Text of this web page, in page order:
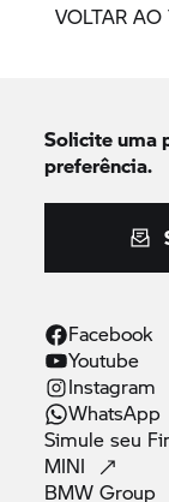
VOLTAR AO
Solicite uma
preferência.
Facebook
Youtube
Instagram
WhatsApp
Simule seu
MINI
BMWGroup